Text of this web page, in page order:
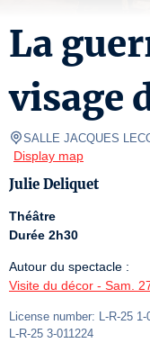
La
visage
SALLE JACQUES
Display map
Julie Deliquet
Théâtre
Durée 2h30
Visite du décor - Sam.
License number: L-R-25
L-R-25 3-011224